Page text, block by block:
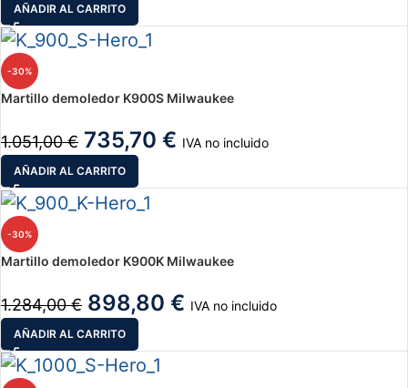
AÑADIR AL CARRITO
-30%
Martillo demoledor K900S Milwaukee
1.051,00€ 735,70 € IVA no incluido
AÑADIR AL CARRITO
-30%
Martillo demoledor K900K Milwaukee
1.284,00€ 898,80 € IVA no incluido
AÑADIR AL CARRITO